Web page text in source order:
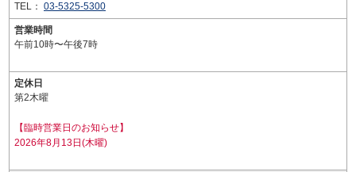
TEL： 03-5325-5300
営業時間
午前10時〜午後7時
定休日
第2木曜
【臨時営業日のお知らせ】
2026年8月13日(木曜)